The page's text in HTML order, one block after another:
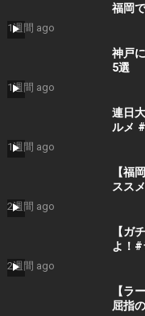
福岡
1週間 ago
神戸
5選
1週間 ago
連日
ルメ
1週間 ago
【福
スス
2週間 ago
【ガ
よ！
2週間 ago
【ラ
屈指